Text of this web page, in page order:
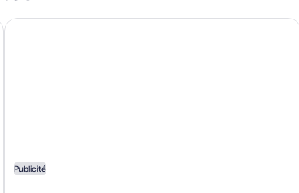
Publicité
Comfort Inn Regina East